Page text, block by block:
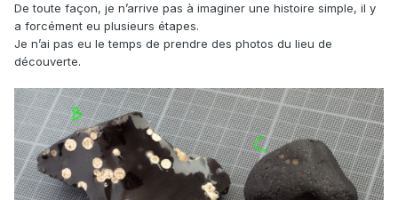
De toute façon, je n’arrive pas à imaginer une histoire simple, il y
a forcément eu plusieurs étapes.
Je n’ai pas eu le temps de prendre des photos du lieu de
découverte.